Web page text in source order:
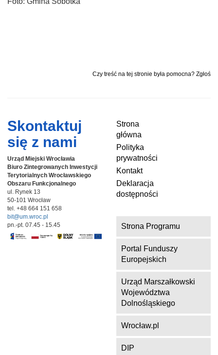
Czy treść na tej stronie była pomocna? Zgłoś
Skontaktuj
się z nami
Urząd Miejski Wrocławia
Biuro Zintegrowanych Inwestycji
Terytorialnych Wrocławskiego
Obszaru Funkcjonalnego
ul. Rynek 13
50-101 Wrocław
tel. +48 664 151 658
bit@um.wroc.pl
pn.-pt. 07.45 - 15.45
Strona
główna
Polityka
prywatności
Kontakt
Deklaracja
dostępności
Strona Programu
Portal Funduszy
Europejskich
Urząd Marszałkowski
Województwa
Dolnośląskiego
Wrocław.pl
DIP